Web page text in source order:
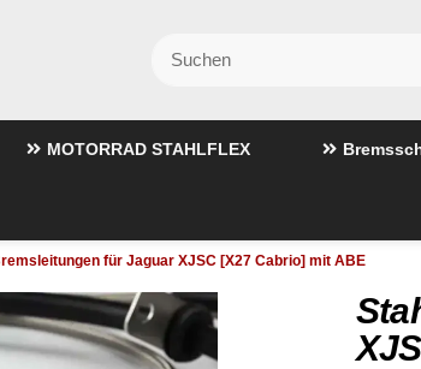
MOTORRAD STAHLFLEX
für Jaguar XJSC [X27 Cabrio] mit ABE